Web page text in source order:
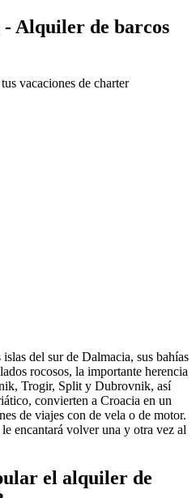
- Alquiler de barcos
vacaciones de charter
del sur de Dalmacia, sus bahías
rocosos, la importante herencia
Trogir, Split y Dubrovnik, así
convierten a Croacia en un
de viajes con de vela o de motor.
encantará volver una y otra vez al
el alquiler de